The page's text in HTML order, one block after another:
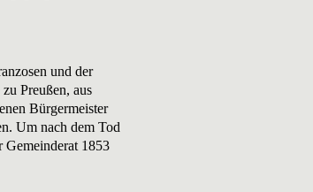
und der
Preußen, aus
Bürgermeister
Um nach dem Tod
Gemeinderat 1853